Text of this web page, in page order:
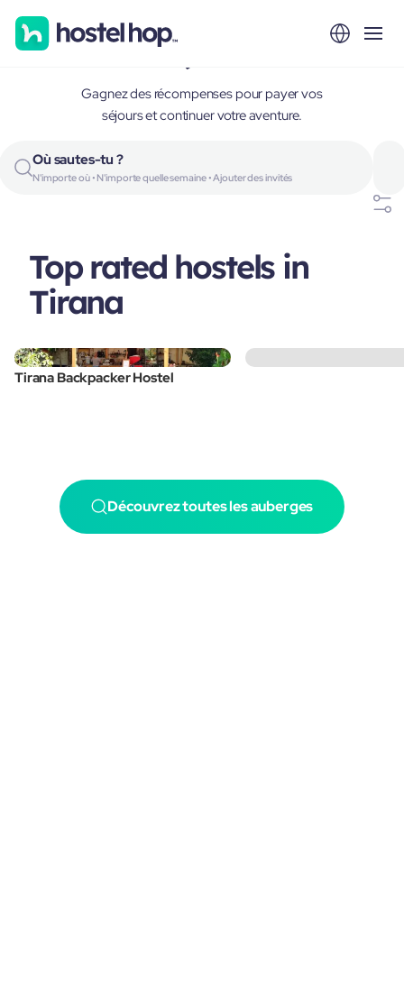
Tirana, Albania
Gagnez des récompenses pour payer vos
séjours et continuer votre aventure.
Où sautes-tu ?
N'importe où • N'importe quelle semaine • Ajouter des invités
Top rated hostels in
Tirana
Tirana Backpacker Hostel
Découvrez toutes les auberges